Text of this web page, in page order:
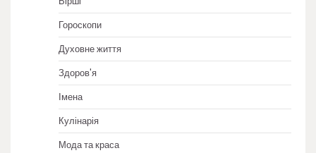
Гороскопи
Духовне життя
Здоров'я
Імена
Кулінарія
Мода та краса